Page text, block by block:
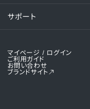
サポート
マイページ / ログイン
ご利用ガイド
お問い合わせ
ブランドサイト